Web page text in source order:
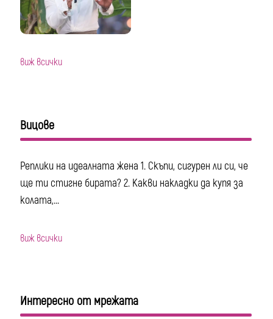
виж всички
Вицове
Реплики на идеалната жена 1. Скъпи, сигурен ли си, че
ще ти стигне бирата? 2. Какви накладки да купя за
колата,...
виж всички
Интересно от мрежата